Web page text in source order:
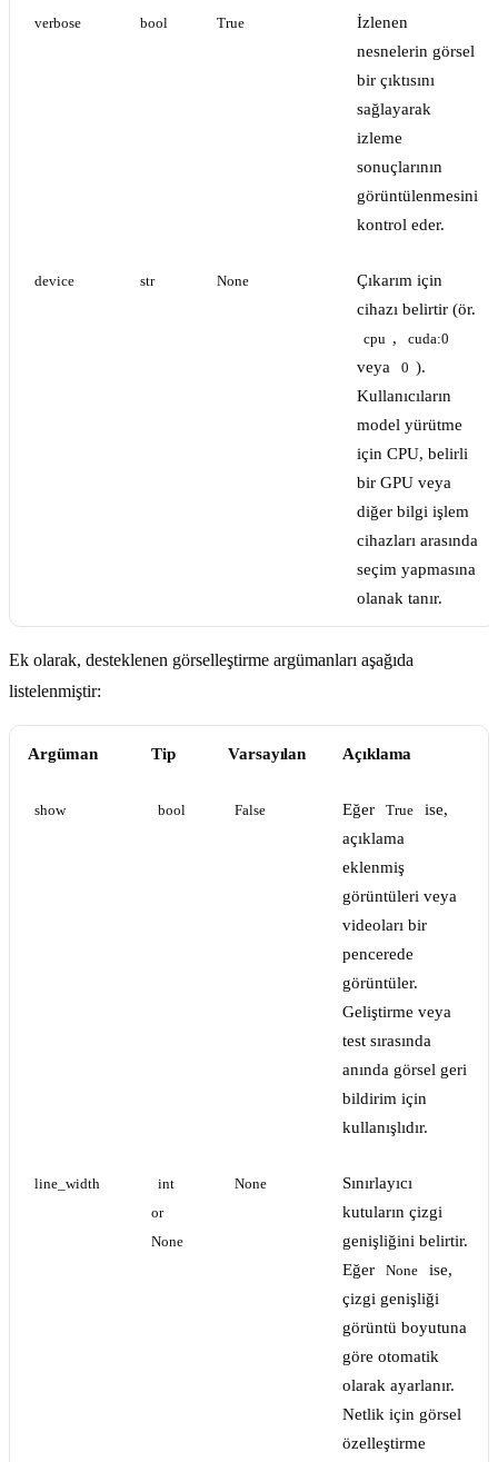
verbose bool True
İzlenen
nesnelerin görsel
bir çıktısını
sağlayarak
izleme
sonuçlarının
görüntülenmesini
kontrol eder.
device str None
Çıkarım için
cihazı belirtir (ör.
cpu , cuda:0
veya 0 ).
Kullanıcıların
model yürütme
için CPU, belirli
bir GPU veya
diğer bilgi işlem
cihazları arasında
seçim yapmasına
olanak tanır.
Ek olarak, desteklenen görselleştirme argümanları aşağıda
listelenmiştir:
Argüman Tip Varsayılan Açıklama
show bool False Eğer True
ise,
açıklama
eklenmiş
görüntüleri veya
videoları bir
pencerede
görüntüler.
Geliştirme veya
test sırasında
anında görsel geri
bildirim için
kullanışlıdır.
line_width
int
or
None
None
Sınırlayıcı
kutuların çizgi
genişliğini belirtir.
Eğer
None
ise,
çizgi genişliği
görüntü boyutuna
göre otomatik
olarak ayarlanır.
Netlik için görsel
özelleştirme